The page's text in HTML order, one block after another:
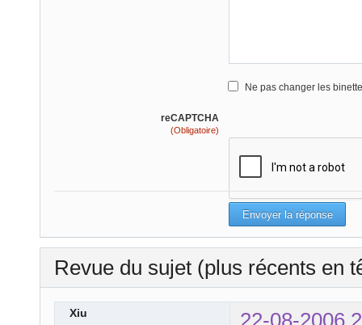
Ne pas changer les
reCAPTCHA
(Obligatoire)
Revue du sujet (plus récents en
Xiu 22-08-2006